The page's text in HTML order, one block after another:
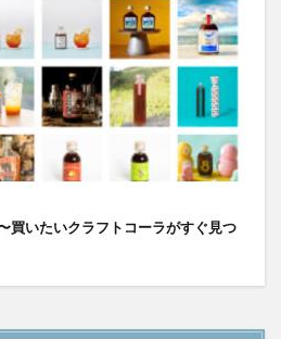
いたいクラフトコーラがすぐ見つ